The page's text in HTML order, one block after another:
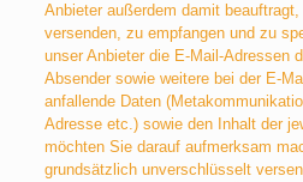
Anbieter außerdem damit
versenden, zu empfangen und zu
unser Anbieter die E-Mail-Adressen
Absender sowie weitere bei der E-
anfallende Daten
Adresse etc.) sowie den Inhalt der
möchten Sie darauf aufmerksam
grundsätzlich unverschlüsselt